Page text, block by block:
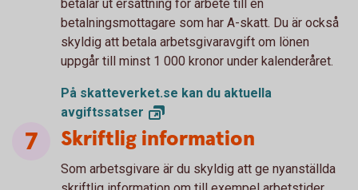
betalar ut ersättning för arbete till en
betalningsmottagare som har A-skatt. Du är också
skyldig att betala arbetsgivaravgift om lönen
uppgår till minst 1 000 kronor under kalenderåret.
På skatteverket.se kan du aktuella
avgiftssatser
Skriftlig information
Som arbetsgivare är du skyldig att ge nyanställda